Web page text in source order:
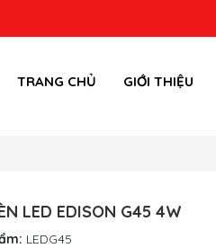
TRANG CHỦ GIỚI THIỆU
LED EDISON G45 4W
LEDG45